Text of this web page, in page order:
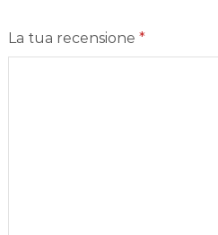
La tua recensione *